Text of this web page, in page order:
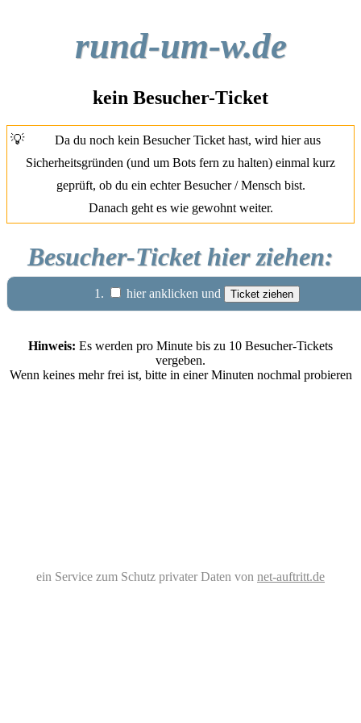
rund-um-w.de
kein Besucher-Ticket
💡
Da du noch kein Besucher Ticket hast, wird hier aus
Sicherheitsgründen (und um Bots fern zu halten) einmal kurz
geprüft, ob du ein echter Besucher / Mensch bist.
Danach geht es wie gewohnt weiter.
Besucher-Ticket hier ziehen:
1. hier anklicken und
Hinweis: Es werden pro Minute bis zu 10 Besucher-Tickets
vergeben.
Wenn keines mehr frei ist, bitte in einer Minuten nochmal probieren
ein Service zum Schutz privater Daten von net-auftritt.de